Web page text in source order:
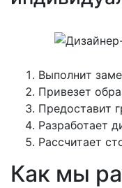
Выполнит
Привезет
Предоставит
Разработает
Рассчитает
Как мы